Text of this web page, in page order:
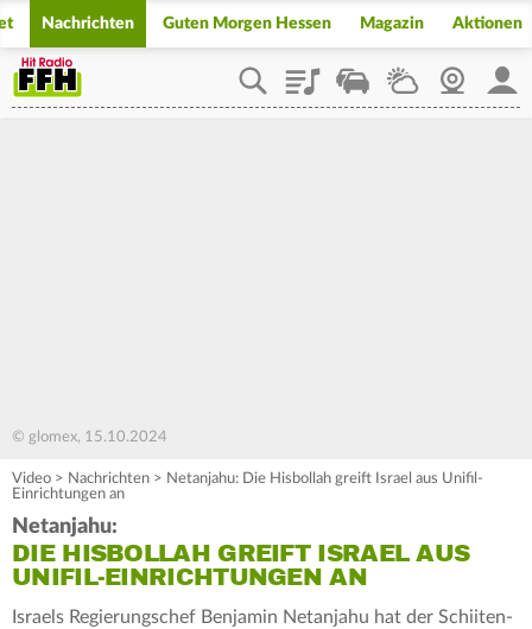
Nachrichten Guten Morgen Hessen Magazin Aktionen
PlaylistStaupilotWetterWebcam
© glomex, 15.10.2024
Video > Nachrichten > Netanjahu: Die Hisbollah greift Israel aus Unifil-
Einrichtungen an
Netanjahu:
DIE HISBOLLAH GREIFT ISRAEL AUS
UNIFIL-EINRICHTUNGEN AN
Israels Regierungschef Benjamin Netanjahu hat der Schiiten-